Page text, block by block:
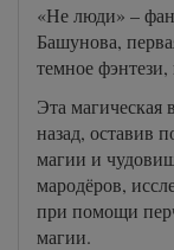
«Не люди» –
Башунова,
темное
Эта магическая
назад, оставив
магии и
мародёров,
при помощи
магии.